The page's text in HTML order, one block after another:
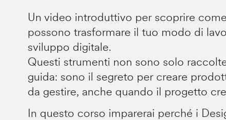
Un video introduttivo per scoprire
possono trasformare il tuo modo di
sviluppo digitale.
Questi strumenti non sono solo
guida: sono il segreto per creare
da gestire, anche quando il progetto
In questo corso imparerai perché i